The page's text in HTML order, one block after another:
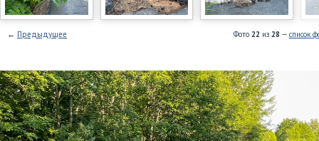
Фото 22из 28 — список
← Предыдущее